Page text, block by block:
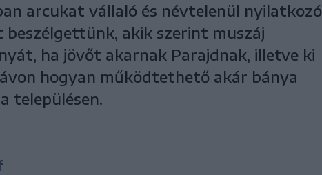
arcukat vállaló és névtelenül nyilatkozó
beszélgettünk, akik szerint muszáj
ha jövőt akarnak Parajdnak, illetve ki
hogyan működtethető akár bánya
településen.